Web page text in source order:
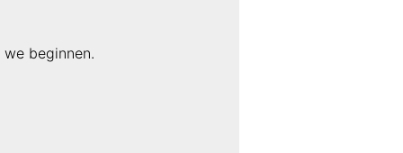
beginnen.